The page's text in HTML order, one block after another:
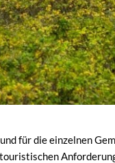
für die einzelnen